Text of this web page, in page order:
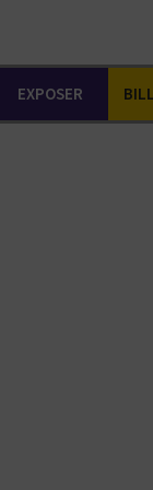
EXPOSER